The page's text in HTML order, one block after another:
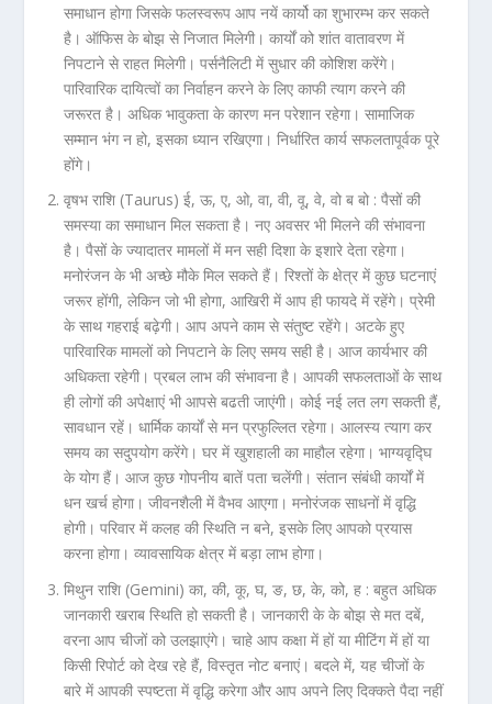
समाधान होगा जिसके फलस्वरूप आप नयें कार्यो का शुभारम्भ कर सकते
है। ऑफिस के बोझ से निजात मिलेगी। कार्यों को शांत वातावरण में
निपटाने से राहत मिलेगी। पर्सनैलिटी में सुधार की कोशिश करेंगे।
पारिवारिक दायित्वों का निर्वाहन करने के लिए काफी त्याग करने की
जरूरत है। अधिक भावुकता के कारण मन परेशान रहेगा। सामाजिक
सम्मान भंग न हो, इसका ध्यान रखिएगा। निर्धारित कार्य सफलतापूर्वक पूरे
होंगे।
वृषभ राशि (Taurus) ई, ऊ, ए, ओ, वा, वी, वू, वे, वो ब बो : पैसों की
समस्या का समाधान मिल सकता है। नए अवसर भी मिलने की संभावना
है। पैसों के ज्यादातर मामलों में मन सही दिशा के इशारे देता रहेगा।
मनोरंजन के भी अच्छे मौके मिल सकते हैं। रिश्तों के क्षेत्र में कुछ घटनाएं
जरूर होंगी, लेकिन जो भी होगा, आखिरी में आप ही फायदे में रहेंगे। प्रेमी
के साथ गहराई बढ़ेगी। आप अपने काम से संतुष्ट रहेंगे। अटके हुए
पारिवारिक मामलों को निपटाने के लिए समय सही है। आज कार्यभार की
अधिकता रहेगी। प्रबल लाभ की संभावना है। आपकी सफलताओं के साथ
ही लोगों की अपेक्षाएं भी आपसे बढती जाएंगी। कोई नई लत लग सकती हैं,
सावधान रहें। धार्मिक कार्यों से मन प्रफुल्लित रहेगा। आलस्य त्याग कर
समय का सदुपयोग करेंगे। घर में खुशहाली का माहौल रहेगा। भाग्यवृद्घि
के योग हैं। आज कुछ गोपनीय बातें पता चलेंगी। संतान संबंधी कार्यों में
धन खर्च होगा। जीवनशैली में वैभव आएगा। मनोरंजक साधनों में वृद्धि
होगी। परिवार में कलह की स्थिति न बने, इसके लिए आपको प्रयास
करना होगा। व्यावसायिक क्षेत्र में बड़ा लाभ होगा।
मिथुन राशि (Gemini) का, की, कू, घ, ङ, छ, के, को, ह : बहुत अधिक
जानकारी खराब स्थिति हो सकती है। जानकारी के के बोझ से मत दबें,
वरना आप चीजों को उलझाएंगे। चाहे आप कक्षा में हों या मीटिंग में हों या
किसी रिपोर्ट को देख रहे हैं, विस्तृत नोट बनाएं। बदले में, यह चीजों के
बारे में आपकी स्पष्टता में वृद्धि करेगा और आप अपने लिए दिक्कते पैदा नहीं